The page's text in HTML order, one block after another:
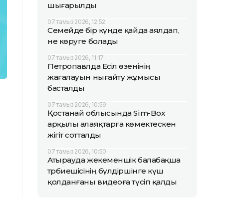
шығарылды
07 тамыз 2026, 12:52
Семейде бір күнде қайда аялдап,
не көруге болады
07 тамыз 2026, 11:17
Петропавлда Есіл өзенінің
жағалауын нығайту жұмысы
басталды
07 тамыз 2026, 10:59
Қостанай облысында Sim-Box
арқылы алаяқтарға көмектескен
жігіт сотталды
07 тамыз 2026, 10:50
Атырауда жекеменшік балабақша
тәрбиешісінің бүлдіршінге күш
қолданғаны видеоға түсіп қалды